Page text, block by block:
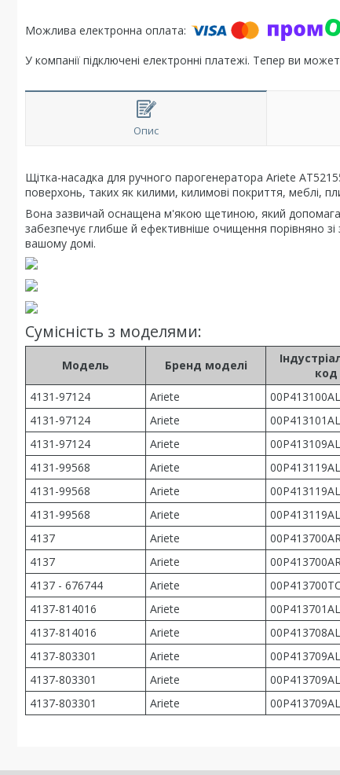
У компанії підключені електронні платежі. Тепер ви
Опис
Щітка-насадка для ручного парогенератора Ariete
поверхонь, таких як килими, килимові покриття, меблі,
Вона зазвичай оснащена м'якою щетиною, який
забезпечує глибше й ефективніше очищення порівняно зі
вашому домі.
Сумісність з моделями:
Модель Бренд моделі
код
4131-97124
Ariete
4131-97124
Ariete
4131-97124
Ariete
4131-99568
Ariete
4131-99568
Ariete
4131-99568
Ariete
4137
Ariete
4137
Ariete
4137 - 676744
Ariete
4137-814016
Ariete
4137-814016
Ariete
4137-803301
Ariete
4137-803301
Ariete
4137-803301
Ariete